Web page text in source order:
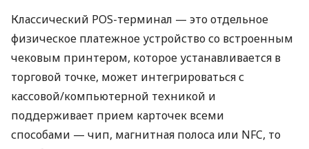
Классический POS-терминал — это отдельное
физическое платежное устройство со встроенным
чековым принтером, которое устанавливается в
торговой точке, может интегрироваться с
кассовой/компьютерной техникой и
поддерживает прием карточек всеми
способами — чип, магнитная полоса или NFC, то